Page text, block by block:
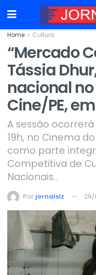
Home Cultura
“Mercado
Tássia
nacional
Cine/PE,
A sessão
19h, no Cinema
como parte
Competitiva de
Nacionais..
Por jornalslz 29/